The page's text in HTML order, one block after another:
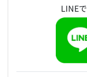
LINE